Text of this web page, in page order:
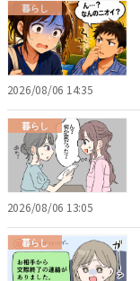
暮らし
2026/08/06 14:35
暮らし
2026/08/06 13:05
暮らし